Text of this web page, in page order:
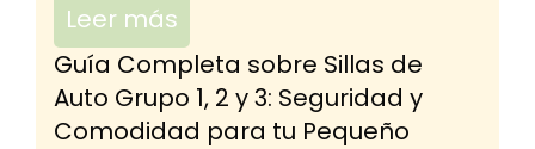
Leer más
Guía Completa sobre Sillas de
Auto Grupo 1, 2 y 3: Seguridad y
Comodidad para tu Pequeño